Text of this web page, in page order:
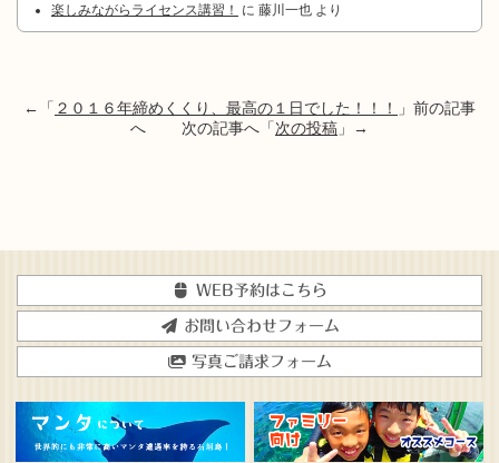
楽しみながらライセンス講習！
に 藤川一也 より
←「 ２０１６年締めくくり、最高の１日でした！！！
」前の記事
へ 次の記事へ「次の投稿 」→
WEB予約はこちら
お問い合わせフォーム
写真ご請求フォーム